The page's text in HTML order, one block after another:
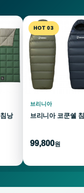
낭
HOT 03
브리니아
브리니아 코쿤쉘
99,800원